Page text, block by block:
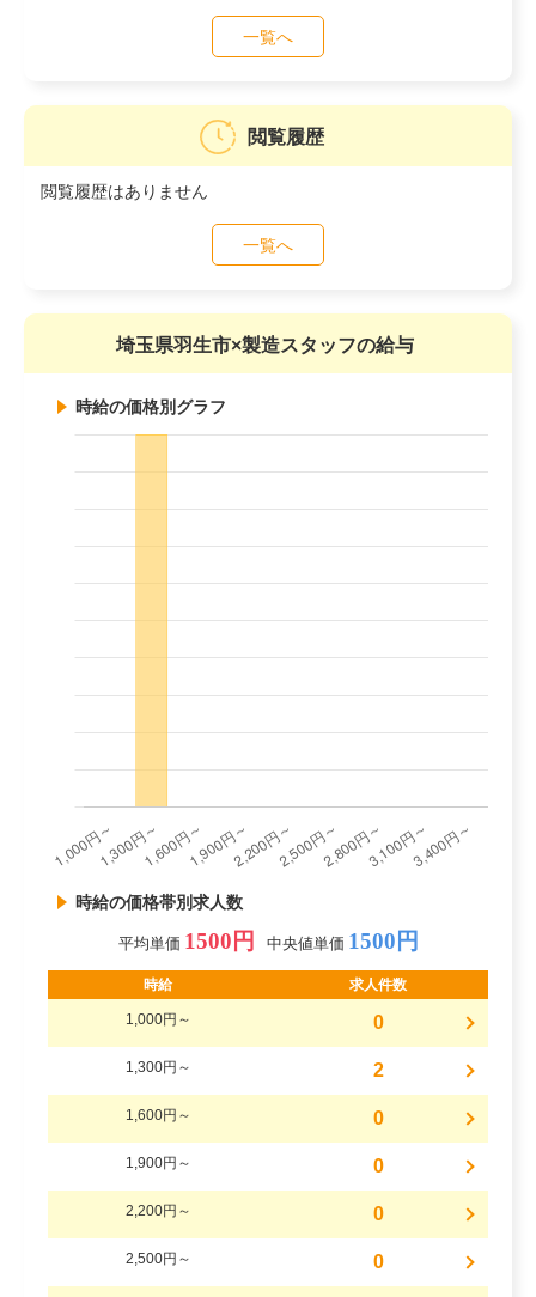
一覧へ
閲覧履歴
閲覧履歴はありません
一覧へ
埼玉県羽生市×製造スタッフの給与
時給の価格別グラフ
時給の価格帯別求人数
平均単価 1500円 中央値単価 1500円
時給 求人件数
1,000円～ 0
1,300円～ 2
1,600円～ 0
1,900円～ 0
2,200円～ 0
2,500円～ 0